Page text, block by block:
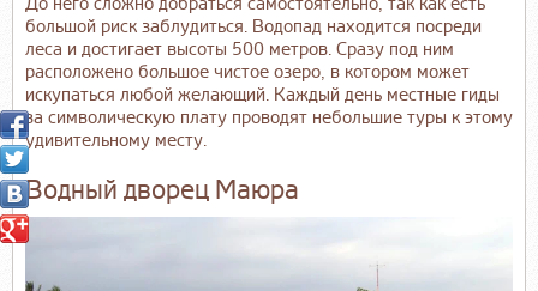
большой риск заблудиться. Водопад находится посреди
леса и достигает высоты 500 метров. Сразу под ним
расположено большое чистое озеро, в котором может
искупаться любой желающий. Каждый день местные гиды
за символическую плату проводят небольшие туры к этому
удивительному месту.
Водный дворец Маюра